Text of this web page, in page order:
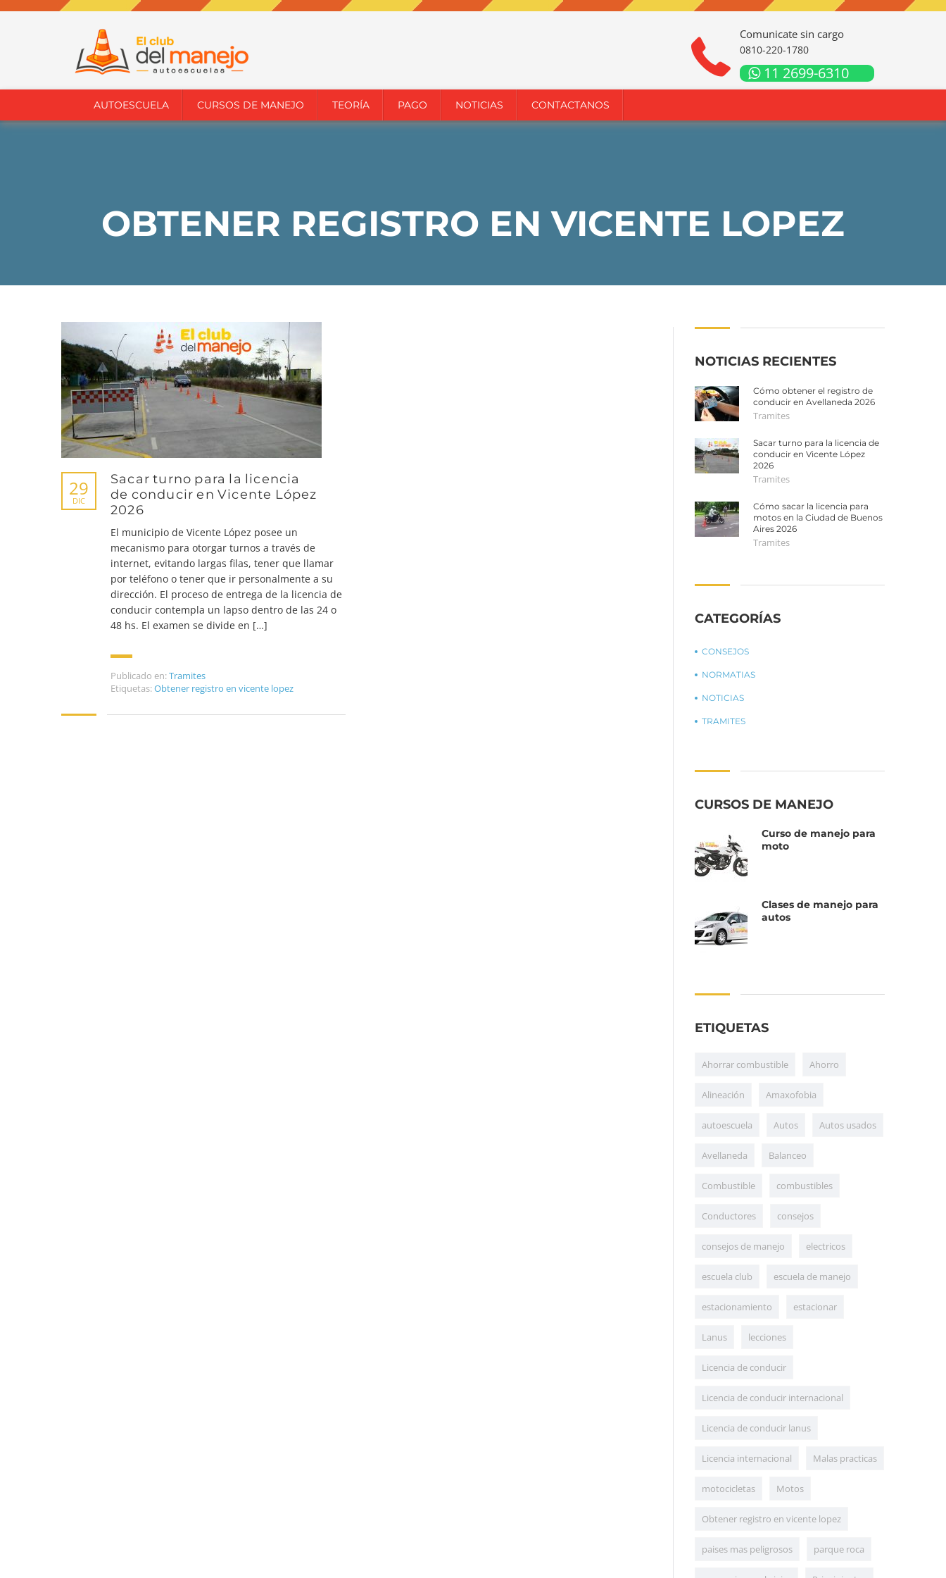
Comunicate sin cargo
0810-220-1780
11 2699-6310
AUTOESCUELA CURSOS DE MANEJO TEORÍA PAGO NOTICIAS CONTACTANOS
OBTENER REGISTRO EN VICENTE LOPEZ
29
DIC
Sacar turno para la licencia
de conducir en Vicente López
2026
El municipio de Vicente López posee un
mecanismo para otorgar turnos a través de
internet, evitando largas filas, tener que llamar
por teléfono o tener que ir personalmente a su
dirección. El proceso de entrega de la licencia de
conducir contempla un lapso dentro de las 24 o
48 hs. El examen se divide en […]
Publicado en:Tramites
Etiquetas:Obtener registro en vicente lopez
NOTICIAS RECIENTES
Cómo obtener el registro de
conducir en Avellaneda 2026
Tramites
Sacar turno para la licencia de
conducir en Vicente López
2026
Tramites
Cómo sacar la licencia para
motos en la Ciudad de Buenos
Aires 2026
Tramites
CATEGORÍAS
CONSEJOS
NORMATIAS
NOTICIAS
TRAMITES
CURSOS DE MANEJO
Curso de manejo para
moto
Clases de manejo para
autos
ETIQUETAS
Ahorrar combustible Ahorro
Alineación Amaxofobia
autoescuela Autos Autos usados
Avellaneda Balanceo
Combustible combustibles
Conductores consejos
consejos de manejo electricos
escuela club escuela de manejo
estacionamiento estacionar
Lanus lecciones
Licencia de conducir
Licencia de conducir internacional
Licencia de conducir lanus
Licencia internacional Malas practicas
motocicletas Motos
Obtener registro en vicente lopez
paises mas peligrosos parque roca